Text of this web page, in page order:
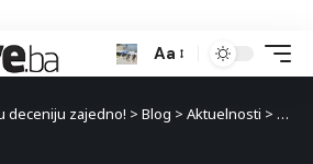
Aa
deceniju zajedno! > Blog > Aktuelnosti > Sport